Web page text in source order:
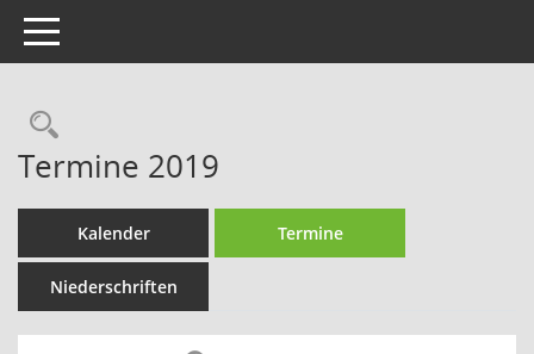
Toggle navigation
Rechercheauswahl
Termine 2019
Kalender Termine
Niederschriften